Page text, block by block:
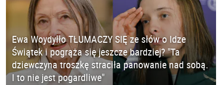
Ewa Woydyłło TŁUMACZY SIĘ ze słów o Idze
Świątek i pogrąża się jeszcze bardziej? "Ta
dziewczyna troszkę straciła panowanie nad sobą.
I to nie jest pogardliwe"